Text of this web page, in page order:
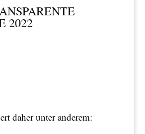
2022
daher unter anderem: